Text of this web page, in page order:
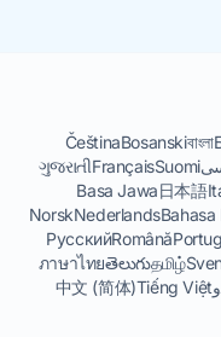
বাংলা
Bosanski
Čeština
Suomi
Français
ગુજરાતી
日本語
Basa Jawa
Bahasa
Nederlands
Norsk
Română
Русский
தமிழ்
తెలుగు
ภาษาไทย
Tiếng Việt
中文 (简体)